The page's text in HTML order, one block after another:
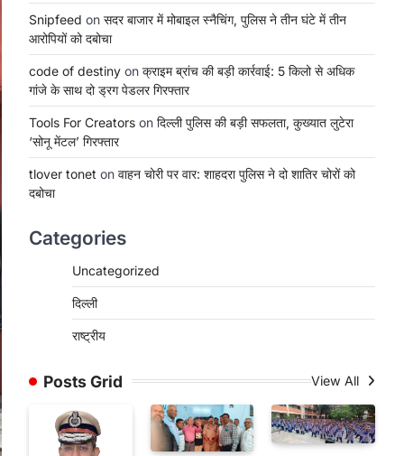
Snipfeed on सदर बाजार में मोबाइल स्नैचिंग, पुलिस ने तीन घंटे में तीन
आरोपियों को दबोचा
code of destiny on क्राइम ब्रांच की बड़ी कार्रवाई: 5 किलो से अधिक
गांजे के साथ दो ड्रग पेडलर गिरफ्तार
Tools For Creators on दिल्ली पुलिस की बड़ी सफलता, कुख्यात लुटेरा
‘सोनू मेंटल’ गिरफ्तार
tlover tonet on वाहन चोरी पर वार: शाहदरा पुलिस ने दो शातिर चोरों को
दबोचा
Categories
Uncategorized
दिल्ली
राष्ट्रीय
Posts Grid View All